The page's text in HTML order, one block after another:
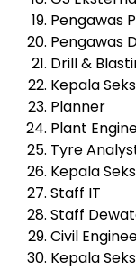
Pengawas
Pengawas
Drill &
Kepala
Planner
Plant
Tyre
Kepala
Staff IT
Staff
Civil
Kepala